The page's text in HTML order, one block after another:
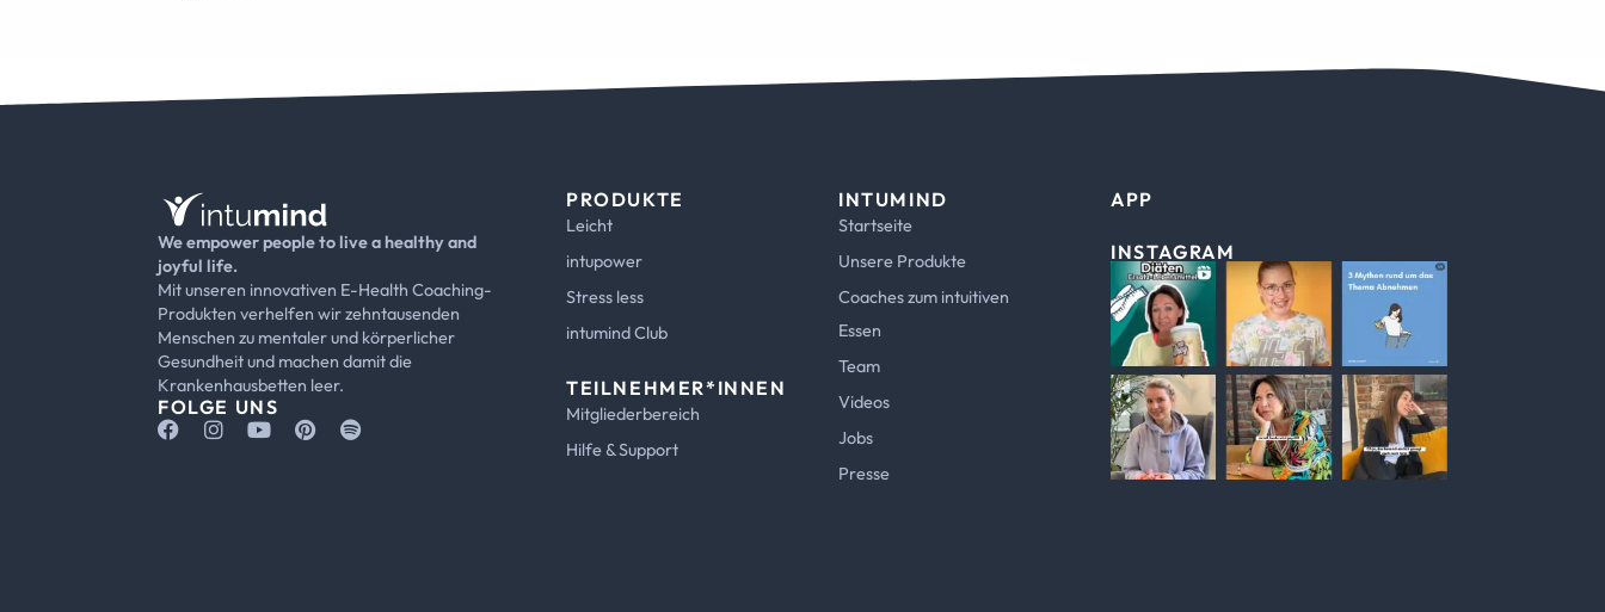
We empower people to live a healthy and
joyful life.
Mit unseren innovativen E-Health Coaching-
Produkten verhelfen wir zehntausenden
Menschen zu mentaler und körperlicher
Gesundheit und machen damit die
Krankenhausbetten leer.
FOLGE UNS
PRODUKTE
Leicht
intupower
Stress less
intumind Club
TEILNEHMER*INNEN
Mitgliederbereich
Hilfe & Support
INTUMIND
Startseite
Unsere Produkte
Coaches zum intuitiven
Essen
Team
Videos
Jobs
Presse
APP
INSTAGRAM